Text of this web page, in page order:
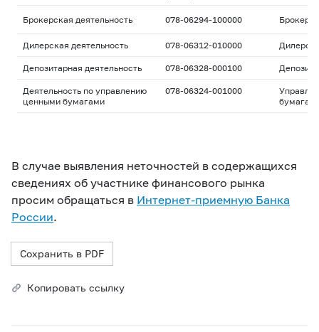
Брокерская деятельность 078-06294-100000
Дилерская деятельность 078-06312-010000
Депозитарная деятельность 078-06328-000100
Деятельность по управлению
ценными бумагами
078-06324-001000
В случае выявления неточностей в содержащихся
сведениях об участнике финансового рынка
просим обращаться в Интернет-приемную Банка
России.
Сохранить в PDF
Копировать ссылку